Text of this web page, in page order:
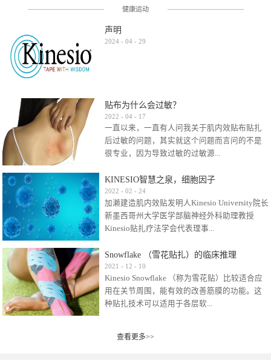
健康运动
声明
2024 - 04 - 29
贴布为什么会过敏？
2022 - 04 - 17
一直以来，一直有人问我关于肌内效贴布贴扎
后过敏的问题，其实就这个问题而言问的不是
很专业，因为导致过敏的过敏源...
很多，比如试穿件衣服有时都会过敏，特定条
件下吃东西有时也会过敏，难道不吃不穿了？
其他品牌的在此我们不予评价，就KINESIO肌内
效贴布来说，40多年的研究开发制造肌内效贴
比如我本人，几乎天天接触KINESIO肌内效，无
论从皮肤适应性还是本人皮肤本身就不属于不
易过敏的那种，基本不会有过敏瘙痒的情况。
但是，当身体不适、休息不好、持续紧张等特
殊因素的影响下，有时还是会出现瘙痒过敏的
前后后居家近30天左右，感觉日子都日夜颠倒
KINESIO智慧之泉，细胞因子
2022 - 02 - 24
加濑建造肌内效贴发明人Kinesio University院长
新墨西哥州大学医学部脑神经外科助理教授
Kinesio贴扎疗法学会代表理事...
Kinesio Taping Association International
（KTAI）名誉会长 身体具有免疫、疼痛、细胞
破坏、发热、修复、增殖、再生等自然愈合能
力。 多作为细胞因子存在于皮肤表皮、真皮、
扎疗法）的效果是通过创造一个环境，使每种
Snowflake （雪花贴扎）的临床推理
2021 - 12 - 10
Kinesio Snowflake （称为雪花贴）比较适合应
用在关节周围，能有效的改善筋膜的功能。这
种贴扎技术可以适用于各层软...
组织:肌肉，肌腱，韧带（主要围绕有问题的关
查看更多>>